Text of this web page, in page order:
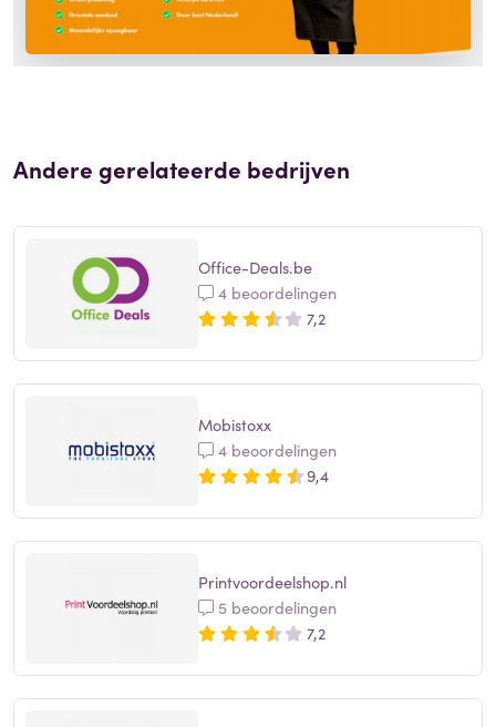
Andere gerelateerde bedrijven
Office-Deals.be
4 beoordelingen
7,2
Mobistoxx
4 beoordelingen
9,4
Printvoordeelshop.nl
5 beoordelingen
7,2